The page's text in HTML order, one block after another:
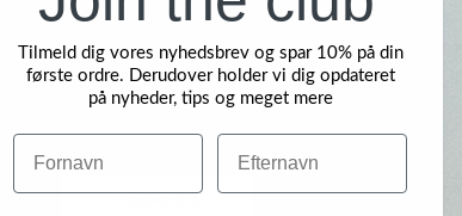
Tilmeld dig vores nyhedsbrev og spar 10% på din
første ordre. Derudover holder vi dig opdateret
på nyheder, tips og meget mere
Navn Efternavn